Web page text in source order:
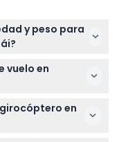
y peso para
105 kg o
requisitos son
vuelo.
vuelo en
minutos, pero
registro y una
girocóptero en